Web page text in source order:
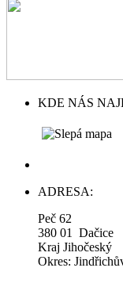
KDE NÁS
ADRESA:
Peč 62
380 01 Dačice
Kraj Jihočeský
Okres: